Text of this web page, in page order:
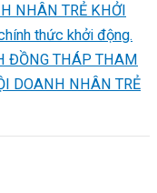
NHÂN TRẺ KHỞI
thức khởi động.
ĐỒNG THÁP THAM
DOANH NHÂN TRẺ